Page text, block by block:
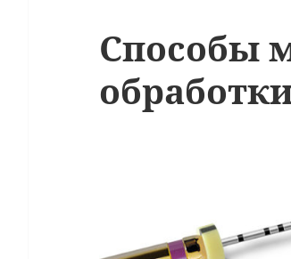
Способы